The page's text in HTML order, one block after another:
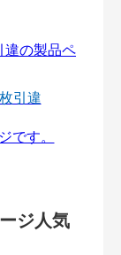
引違
ジ人気